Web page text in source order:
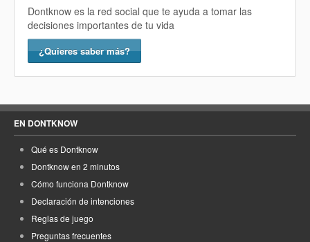
Dontknow es la red social que te ayuda a tomar las
decisiones importantes de tu vida
¿Quieres saber más?
EN DONTKNOW
Qué es Dontknow
Dontknow en 2 minutos
Cómo funciona Dontknow
Declaración de intenciones
Reglas de juego
Preguntas frecuentes